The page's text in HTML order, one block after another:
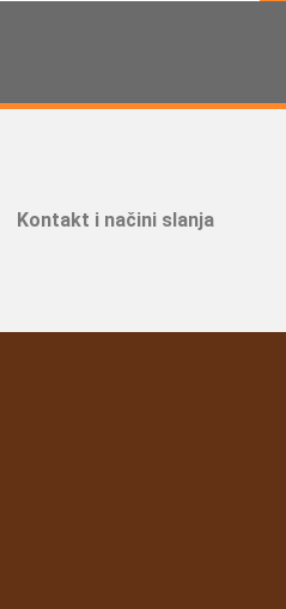
Kontakt i načini slanja